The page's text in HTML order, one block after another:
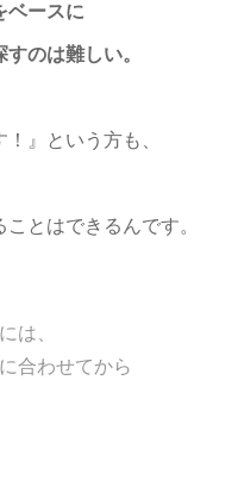
ベースに
のは難しい。
』という方も、
とはできるんです。
は、
合わせてから